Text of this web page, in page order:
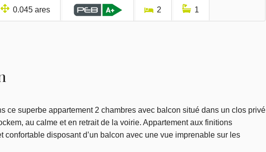
0.045 ares 2 1
ce superbe appartement 2 chambres avec balcon situé dans un clos privé
au calme et en retrait de la voirie. Appartement aux finitions
confortable disposant d’un balcon avec une vue imprenable sur les